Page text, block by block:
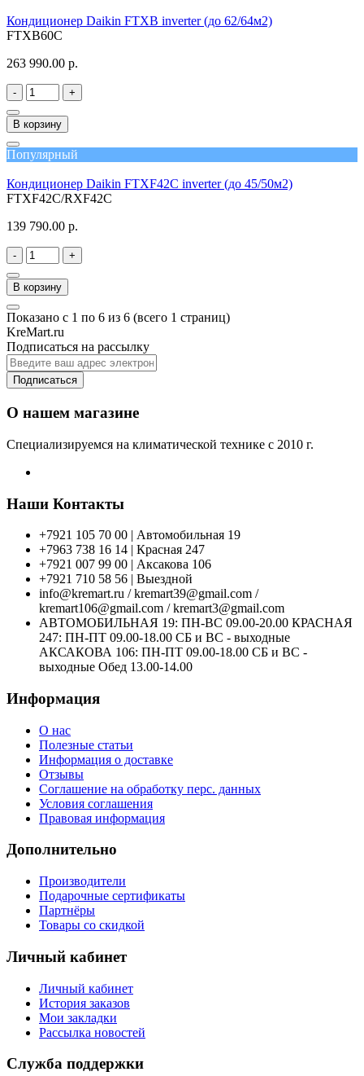
Кондиционер Daikin FTXB inverter (до 62/64м2)
FTXB60C
263 990.00 р.
- +
В корзину
Популярный
Кондиционер Daikin FTXF42C inverter (до 45/50м2)
FTXF42C/RXF42C
139 790.00 р.
- +
В корзину
Показано с 1 по 6 из 6 (всего 1 страниц)
KreMart.ru
Подписаться на рассылку
Подписаться
О нашем магазине
Специализируемся на климатической технике с 2010 г.
Наши Контакты
+7921 105 70 00 | Автомобильная 19
+7963 738 16 14 | Красная 247
+7921 007 99 00 | Аксакова 106
+7921 710 58 56 | Выездной
info@kremart.ru / kremart39@gmail.com /
kremart106@gmail.com / kremart3@gmail.com
АВТОМОБИЛЬНАЯ 19: ПН-ВС 09.00-20.00 КРАСНАЯ
247: ПН-ПТ 09.00-18.00 СБ и ВС - выходные
АКСАКОВА 106: ПН-ПТ 09.00-18.00 СБ и ВС -
выходные Обед 13.00-14.00
Информация
О нас
Полезные статьи
Информация о доставке
Отзывы
Соглашение на обработку перс. данных
Условия соглашения
Правовая информация
Дополнительно
Производители
Подарочные сертификаты
Партнёры
Товары со скидкой
Личный кабинет
Личный кабинет
История заказов
Мои закладки
Рассылка новостей
Служба поддержки